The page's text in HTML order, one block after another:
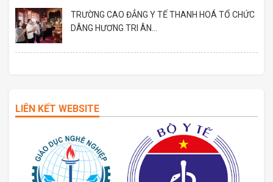
TRƯỜNG CAO ĐẲNG Y TẾ THANH HOÁ TỔ CHỨC
DÂNG HƯƠNG TRI ÂN...
LIÊN KẾT WEBSITE